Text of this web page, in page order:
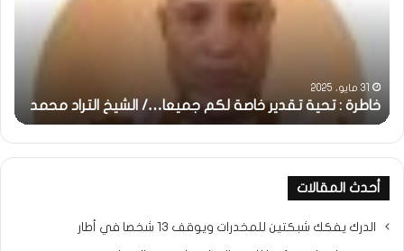
جميعا…/
التراد
محمد
31 مايو، 2025
خاطرة : تحية تقدير خاصة لكم جميعا…/ الشيخ التراد محمد
أحدث المقالات
الدرك يفكك شبكتين للمخدرات ويوقف 13 شخصا في أطار